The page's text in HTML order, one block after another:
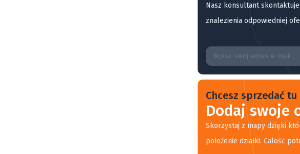
Nasz konsultant
znalezienia odpowiedniej
Chcesz sprzedać tu
Dodaj swoje
Skorzystaj z mapy dzięki
położenie działki. Calość